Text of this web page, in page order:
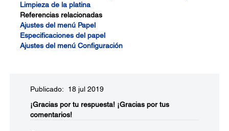
Limpieza de la platina
Referencias relacionadas
Ajustes del menú Papel
Especificaciones del papel
Ajustes del menú Configuración
Publicado: 18 jul 2019
¡Gracias por tu respuesta! ¡Gracias por tus
comentarios!